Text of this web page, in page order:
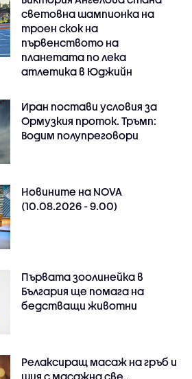
световна шампионка на
троен скок на
първенството на
планетата по лека
атлетика в Юджийн
Иран постави условия за
Ормузкия проток. Тръмп:
Водим полупреговори
Новините на NOVA
(10.08.2026 - 9.00)
Първата зоолинейка в
България ще помага на
бедстващи животни
Релаксиращ масаж на гръб и
шия с масажна све..